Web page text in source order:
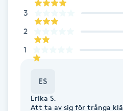
Enzympeeling
Extensions
Extensions borttagning
Eyeliner-tatuering
3
2
1
ES
Erika S.
Att ta av sig för trånga